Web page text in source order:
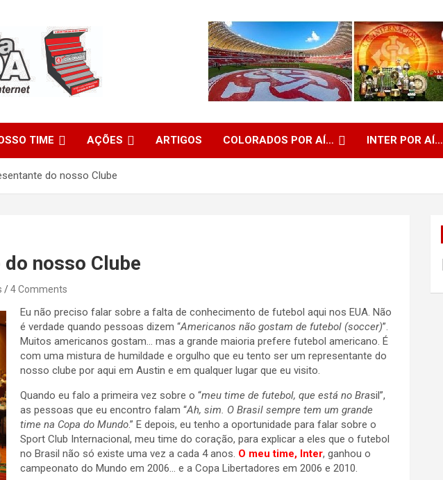
TIME AÇÕES ARTIGOS COLORADOS POR AÍ… INTER POR AÍ…
do nosso Clube
nosso Clube
4 Comments
Eu não preciso falar sobre a falta de conhecimento de futebol aqui nos EUA. Não
é verdade quando pessoas dizem “Americanos não gostam de futebol (soccer)”.
Muitos americanos gostam… mas a grande maioria prefere futebol americano. É
com uma mistura de humildade e orgulho que eu tento ser um representante do
nosso clube por aqui em Austin e em qualquer lugar que eu visito.
Quando eu falo a primeira vez sobre o “meu time de futebol, que está no Brasil”,
as pessoas que eu encontro falam “Ah, sim. O Brasil sempre tem um grande
time na Copa do Mundo.” E depois, eu tenho a oportunidade para falar sobre o
Sport Club Internacional, meu time do coração, para explicar a eles que o futebol
no Brasil não só existe uma vez a cada 4 anos. O meu time, Inter, ganhou o
campeonato do Mundo em 2006… e a Copa Libertadores em 2006 e 2010.